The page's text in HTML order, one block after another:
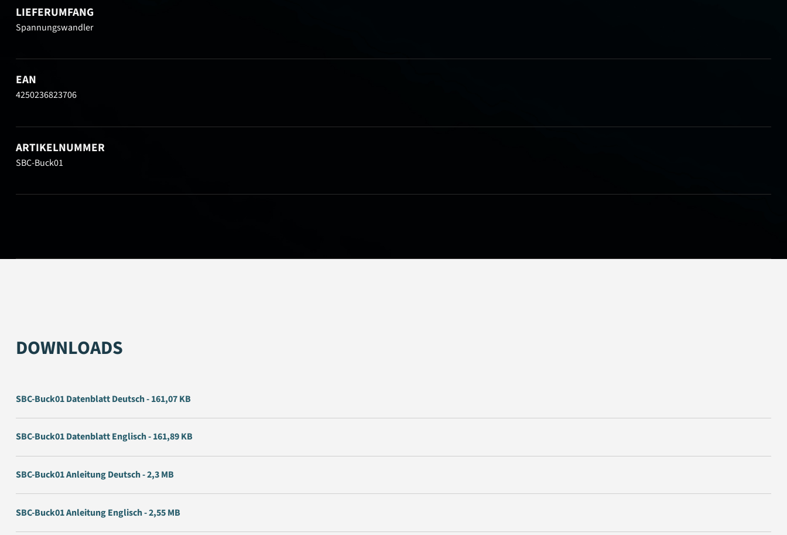
LIEFERUMFANG
Spannungswandler
EAN
4250236823706
ARTIKELNUMMER
SBC-Buck01
DOWNLOADS
SBC-Buck01 Datenblatt Deutsch - 161,07 KB
SBC-Buck01 Datenblatt Englisch - 161,89 KB
SBC-Buck01 Anleitung Deutsch - 2,3 MB
SBC-Buck01 Anleitung Englisch - 2,55 MB